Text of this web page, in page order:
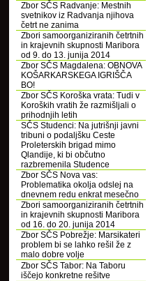
Zbor SČS Radvanje: Mestnih
svetnikov iz Radvanja njihova
četrt ne zanima
Zbori samoorganiziranih četrtnih
in krajevnih skupnosti Maribora
od 9. do 13. junija 2014
Zbor SČS Magdalena: OBNOVA
KOŠARKARSKEGA IGRIŠČA
BO!
Zbor SČS Koroška vrata: Tudi v
Koroških vratih že razmišljali o
prihodnjih letih
SČS Studenci: Na jutrišnji javni
tribuni o podaljšku Ceste
Proleterskih brigad mimo
Qlandije, ki bi občutno
razbremenila Studence
Zbor SČS Nova vas:
Problematika okolja odslej na
dnevnem redu enkrat mesečno
Zbori samoorganiziranih četrtnih
in krajevnih skupnosti Maribora
od 16. do 20. junija 2014
Zbor SČS Pobrežje: Marsikateri
problem bi se lahko rešil že z
malo dobre volje
Zbor SČS Tabor: Na Taboru
iščejo konkretne rešitve